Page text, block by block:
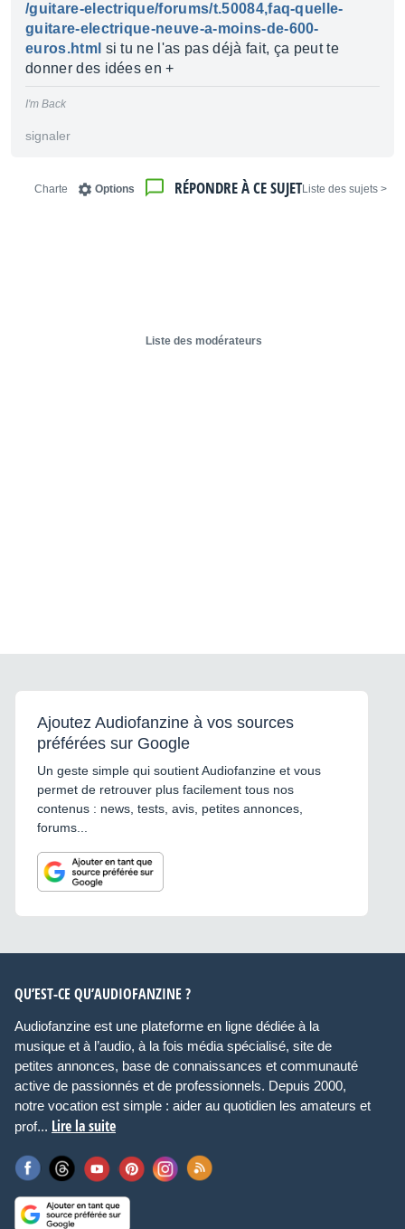
/guitare-electrique/forums/t.50084,faq-quelle-
guitare-electrique-neuve-a-moins-de-600-
euros.html si tu ne l'as pas déjà fait, ça peut te
donner des idées en +
I'm Back
signaler
< Liste des sujets
RÉPONDRE À CE SUJET
Options
Charte
Liste des modérateurs
Ajoutez Audiofanzine à vos sources
préférées sur Google
Un geste simple qui soutient Audiofanzine et vous
permet de retrouver plus facilement tous nos
contenus : news, tests, avis, petites annonces,
forums...
QU’EST-CE QU’AUDIOFANZINE ?
Audiofanzine est une plateforme en ligne dédiée à la
musique et à l’audio, à la fois média spécialisé, site de
petites annonces, base de connaissances et communauté
active de passionnés et de professionnels. Depuis 2000,
notre vocation est simple : aider au quotidien les amateurs et
prof... Lire la suite